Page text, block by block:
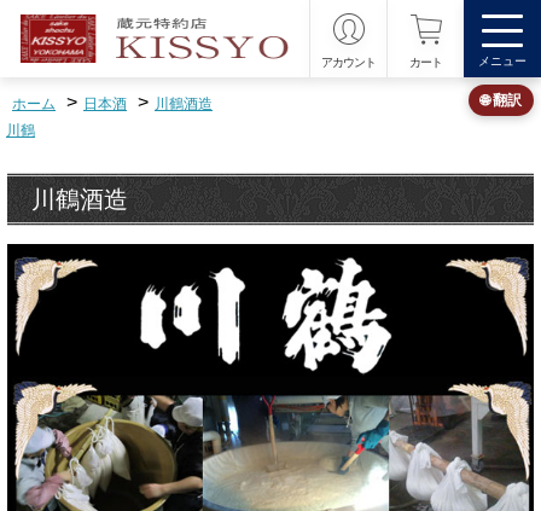
アカウント カート メニュー
ホーム > 日本酒 > 川鶴酒造
川鶴
川鶴酒造
🌐 翻訳